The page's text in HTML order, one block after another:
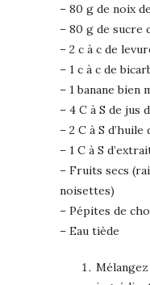
– 80 g de noix
– 80 g de sucre
– 2 c à c de
– 1 c à c de
– 1 banane bien
– 4 C à S de jus
– 2 C à S d’huile
– 1 C à S
– Fruits secs
noisettes)
– Pépites de
– Eau tiède